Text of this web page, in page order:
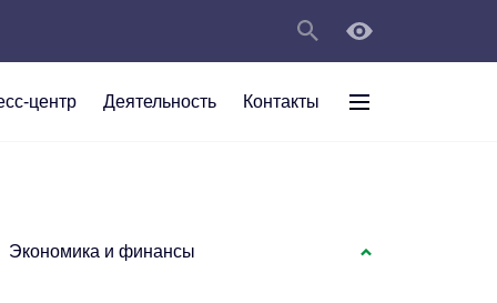
центр Деятельность Контакты
Экономика и финансы